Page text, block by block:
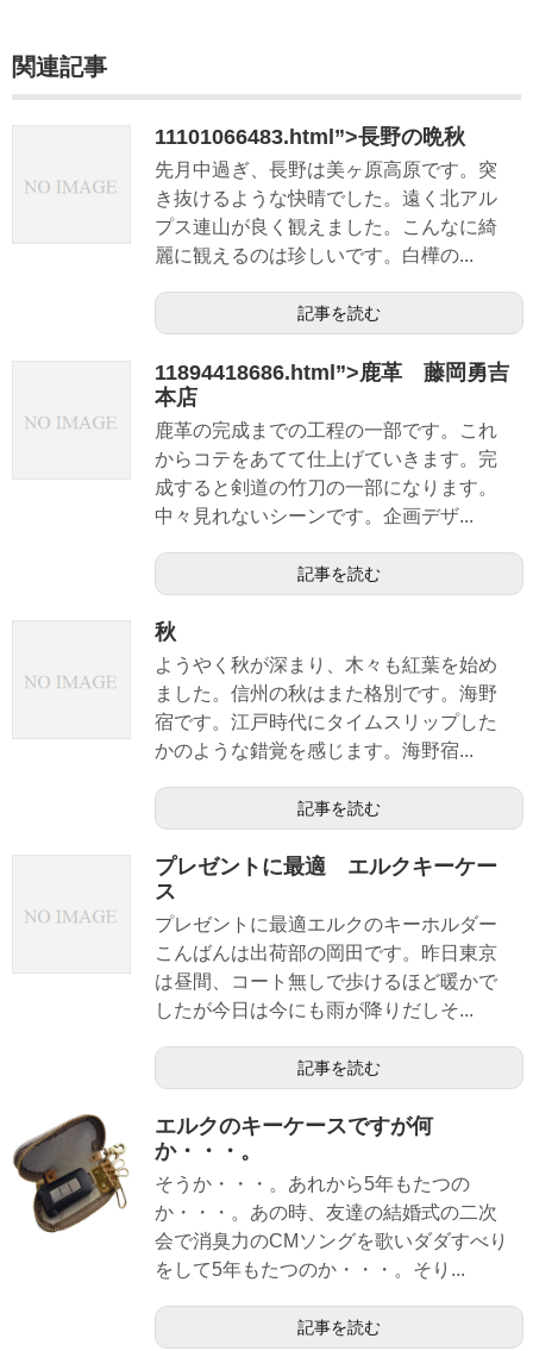
関連記事
11101066483.html”>長野の晩秋
先月中過ぎ、長野は美ヶ原高原です。突
き抜けるような快晴でした。遠く北アル
プス連山が良く観えました。こんなに綺
麗に観えるのは珍しいです。白樺の...
記事を読む
11894418686.html”>鹿革 藤岡勇吉
本店
鹿革の完成までの工程の一部です。これ
からコテをあてて仕上げていきます。完
成すると剣道の竹刀の一部になります。
中々見れないシーンです。企画デザ...
記事を読む
秋
ようやく秋が深まり、木々も紅葉を始め
ました。信州の秋はまた格別です。海野
宿です。江戸時代にタイムスリップした
かのような錯覚を感じます。海野宿...
記事を読む
プレゼントに最適 エルクキーケー
ス
プレゼントに最適エルクのキーホルダー
こんばんは出荷部の岡田です。昨日東京
は昼間、コート無しで歩けるほど暖かで
したが今日は今にも雨が降りだしそ...
記事を読む
エルクのキーケースですが何
か・・・。
そうか・・・。あれから5年もたつの
か・・・。あの時、友達の結婚式の二次
会で消臭力のCMソングを歌いダダすべり
をして5年もたつのか・・・。そり...
記事を読む